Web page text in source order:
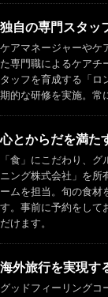
独自の専門スタッ
ケアマネージャーやケ
た専門職によるケアチ
タッフを育成する「ロ
期的な研修を実施。常
心とからだを満た
「食」にこだわり、
ニング株式会社」を所
ームを担当。旬の食材
す。事前に予約をして
だけます。
海外旅行を実現す
グッドフィーリングコ